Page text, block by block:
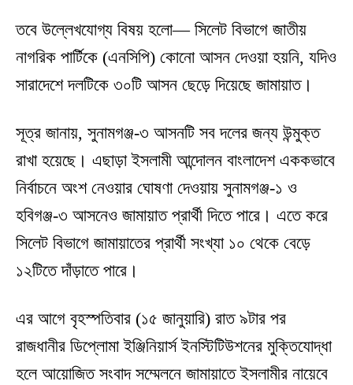
তবে উল্লেখযোগ্য বিষয় হলো— সিলেট বিভাগে জাতীয়
নাগরিক পার্টিকে (এনসিপি) কোনো আসন দেওয়া হয়নি, যদিও
সারাদেশে দলটিকে ৩০টি আসন ছেড়ে দিয়েছে জামায়াত।
সূত্র জানায়, সুনামগঞ্জ-৩ আসনটি সব দলের জন্য উন্মুক্ত
রাখা হয়েছে। এছাড়া ইসলামী আন্দোলন বাংলাদেশ এককভাবে
নির্বাচনে অংশ নেওয়ার ঘোষণা দেওয়ায় সুনামগঞ্জ-১ ও
হবিগঞ্জ-৩ আসনেও জামায়াত প্রার্থী দিতে পারে। এতে করে
সিলেট বিভাগে জামায়াতের প্রার্থী সংখ্যা ১০ থেকে বেড়ে
১২টিতে দাঁড়াতে পারে।
এর আগে বৃহস্পতিবার (১৫ জানুয়ারি) রাত ৯টার পর
রাজধানীর ডিপ্লোমা ইঞ্জিনিয়ার্স ইনস্টিটিউশনের মুক্তিযোদ্ধা
হলে আয়োজিত সংবাদ সম্মেলনে জামায়াতে ইসলামীর নায়েবে